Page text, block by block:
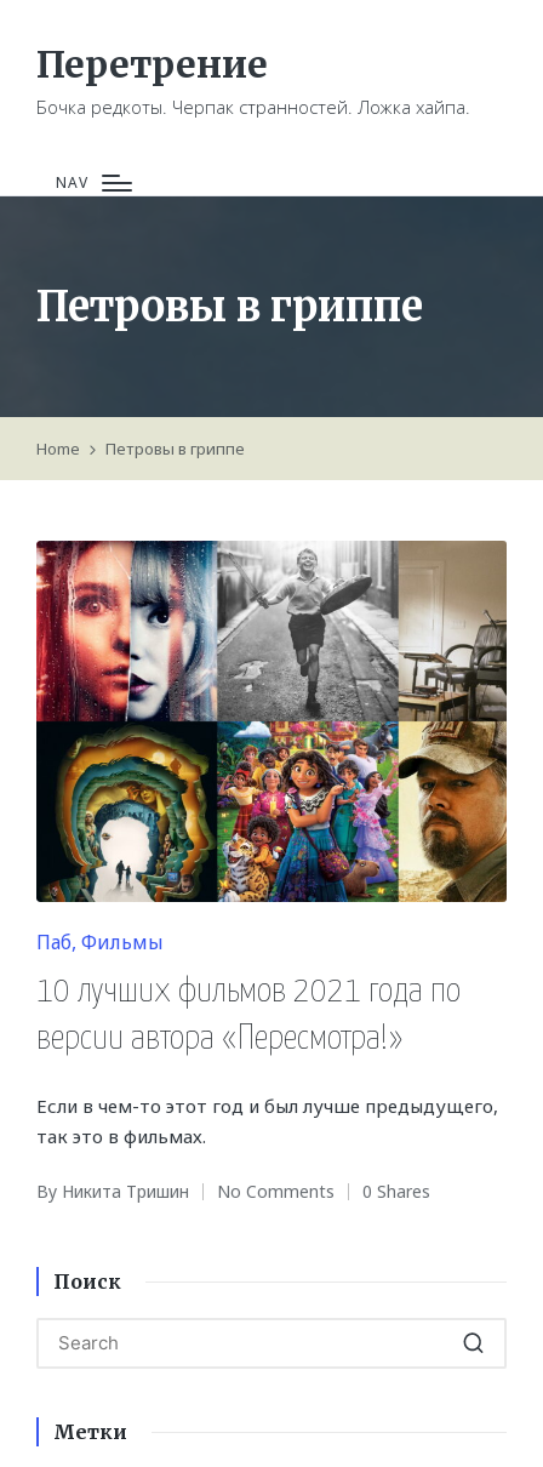
Перетрение
Бочка редкоты. Черпак странностей. Ложка хайпа.
NAV
Петровы в гриппе
Home Петровы в гриппе
Posted
in
Паб Фильмы
10 лучших фильмов 2021 года по
версии автора «Пересмотра!»
Если в чем-то этот год и был лучше предыдущего,
так это в фильмах.
Posted
By Никита Тришин No Comments 0 Shares
Поиск
Метки